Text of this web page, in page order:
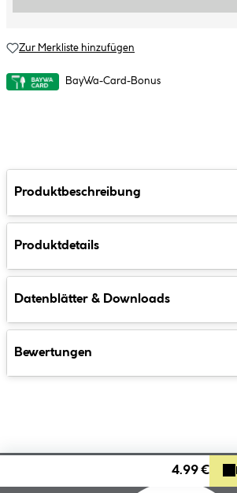
Zur Merkliste hinzufügen
BayWa-Card-Bonus
Produktbeschreibung
Produktdetails
Datenblätter & Downloads
Bewertungen
4.99 €